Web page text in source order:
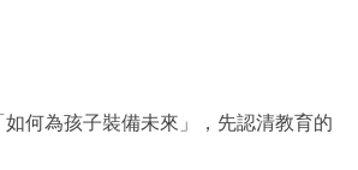
何為孩子裝備未來」，先認清教育的